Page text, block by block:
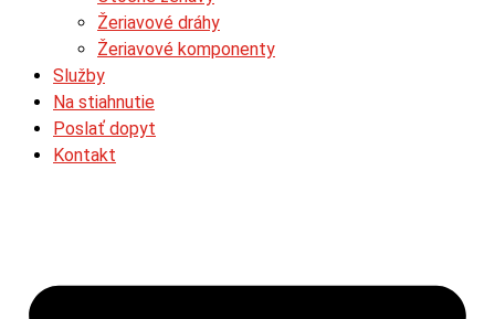
Žeriavové dráhy
Žeriavové komponenty
Služby
Na stiahnutie
Poslať dopyt
Kontakt